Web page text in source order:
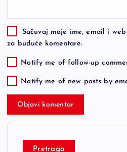
Sačuvaj moje ime, email i
za buduće komentare.
Notify me of follow-up
Notify me of new posts by
Pretraga